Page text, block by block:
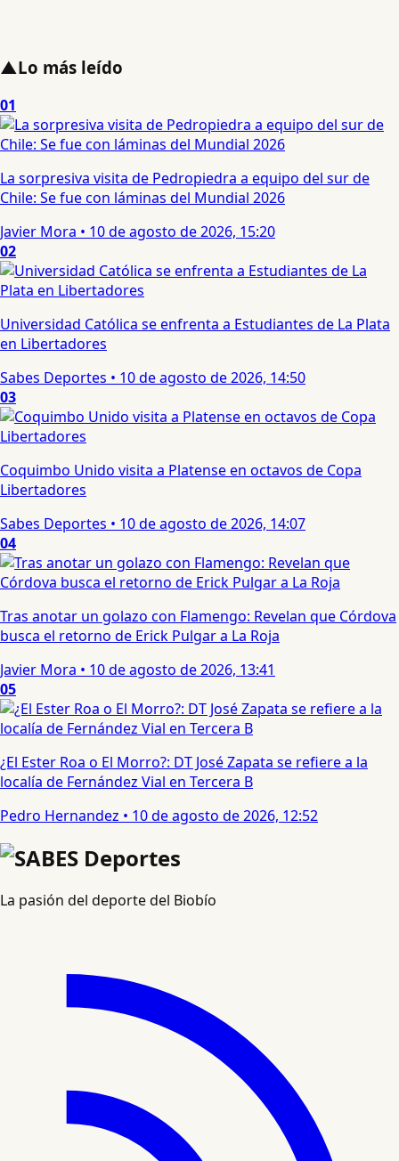
▲Lo más leído
01
La sorpresiva visita de Pedropiedra a equipo del sur de
Chile: Se fue con láminas del Mundial 2026
Javier Mora • 10 de agosto de 2026, 15:20
02
Universidad Católica se enfrenta a Estudiantes de La Plata
en Libertadores
Sabes Deportes • 10 de agosto de 2026, 14:50
03
Coquimbo Unido visita a Platense en octavos de Copa
Libertadores
Sabes Deportes • 10 de agosto de 2026, 14:07
04
Tras anotar un golazo con Flamengo: Revelan que Córdova
busca el retorno de Erick Pulgar a La Roja
Javier Mora • 10 de agosto de 2026, 13:41
05
¿El Ester Roa o El Morro?: DT José Zapata se refiere a la
localía de Fernández Vial en Tercera B
Pedro Hernandez • 10 de agosto de 2026, 12:52
La pasión del deporte del Biobío